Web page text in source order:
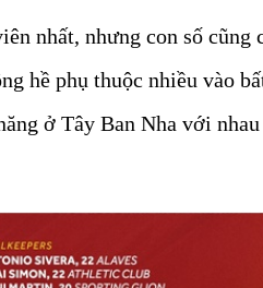
nhất, nhưng con số cũng
hề phụ thuộc nhiều vào
ở Tây Ban Nha với